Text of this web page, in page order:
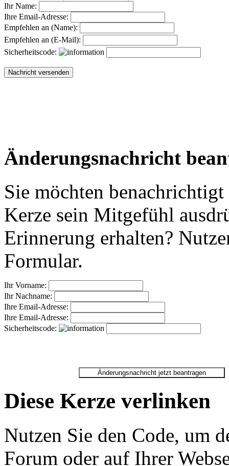
Ihr Name:
Ihre Email-Adresse:
Empfehlen an (Name):
Empfehlen an (E-Mail):
Sicherheitscode:
Änderungsnachricht
Sie möchten
Kerze sein Mitgefühl
Erinnerung erhalten?
Formular.
Ihr Vorname:
Ihr Nachname:
Ihre Email-Adresse:
Ihre Email-Adresse:
Sicherheitscode:
Diese Kerze verlinken
Nutzen Sie den Code, um
Forum oder auf Ihrer